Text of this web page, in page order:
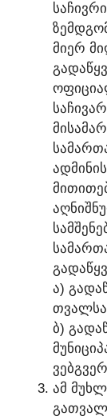
ᲛᲘᲔᲠ
Ა)
Ბ)
ᲐᲛ